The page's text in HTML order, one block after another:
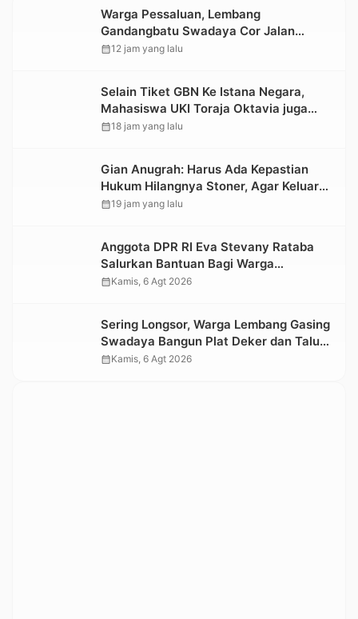
Warga Pessaluan, Lembang
Gandangbatu Swadaya Cor Jalan
Kabupaten
calendar_month12 jam yang lalu
Selain Tiket GBN Ke Istana Negara,
Mahasiswa UKI Toraja Oktavia juga
Lolos ke Pekan Seni Mahasiswa
calendar_month18 jam yang lalu
Gian Anugrah: Harus Ada Kepastian
Hukum Hilangnya Stoner, Agar Keluarga
tidak Larut dalam Trauma dan
calendar_month19 jam yang lalu
Anggota DPR RI Eva Stevany Rataba
Salurkan Bantuan Bagi Warga
Terdampak Longsor di Buntu Pepasan
calendar_monthKamis, 6 Agt 2026
Sering Longsor, Warga Lembang Gasing
Swadaya Bangun Plat Deker dan Talut
Jalan Penghubung Antar Lembang
calendar_monthKamis, 6 Agt 2026